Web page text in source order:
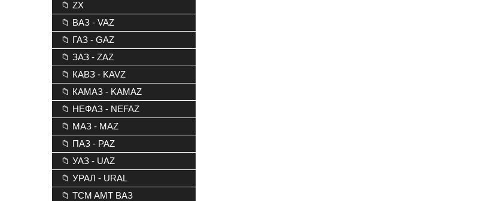
📁 ZX
📁 ВАЗ - VAZ
📁 ГАЗ - GAZ
📁 ЗАЗ - ZAZ
📁 КАВЗ - KAVZ
📁 КАМАЗ - KAMAZ
📁 НЕФАЗ - NEFAZ
📁 МАЗ - MAZ
📁 ПАЗ - PAZ
📁 УАЗ - UAZ
📁 УРАЛ - URAL
📁 TCM AMT ВАЗ